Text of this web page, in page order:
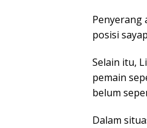
Penyerang
posisi
Selain itu,
pemain
belum
Dalam